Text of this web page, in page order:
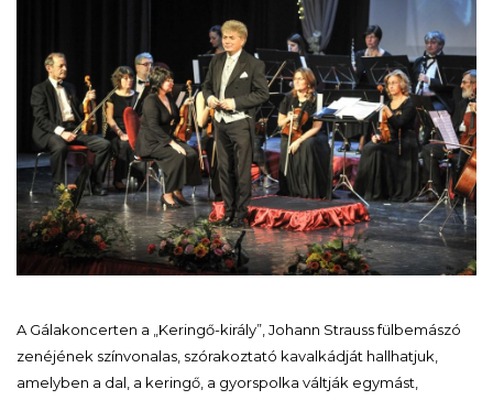
A Gálakoncerten a „Keringő-király”, Johann Strauss fülbemászó
zenéjének színvonalas, szórakoztató kavalkádját hallhatjuk,
amelyben a dal, a keringő, a gyorspolka váltják egymást,